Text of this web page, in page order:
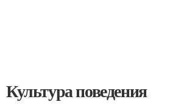
Культура поведения